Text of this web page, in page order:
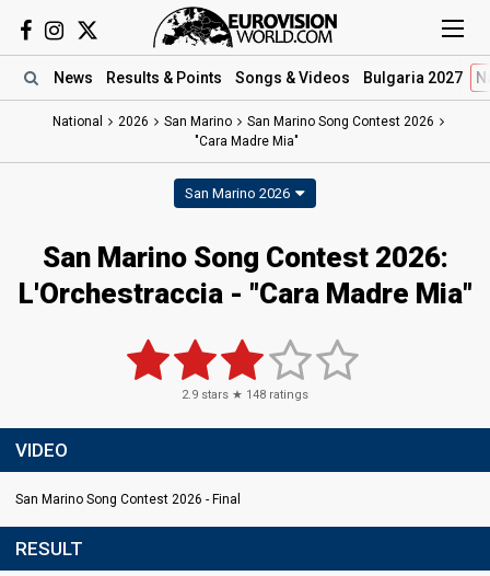
News Results & Points Songs & Videos Bulgaria 2027
National 2026 San Marino
San Marino Song Contest 2026
"Cara Madre Mia"
San Marino 2026
San Marino Song Contest 2026:
L'Orchestraccia- "Cara Madre Mia"
2.9 stars ★ 148 ratings
VIDEO
San Marino Song Contest 2026 - Final
RESULT